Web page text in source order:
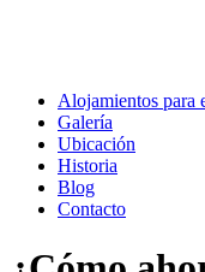
Alojamientos para
Galería
Ubicación
Historia
Blog
Contacto